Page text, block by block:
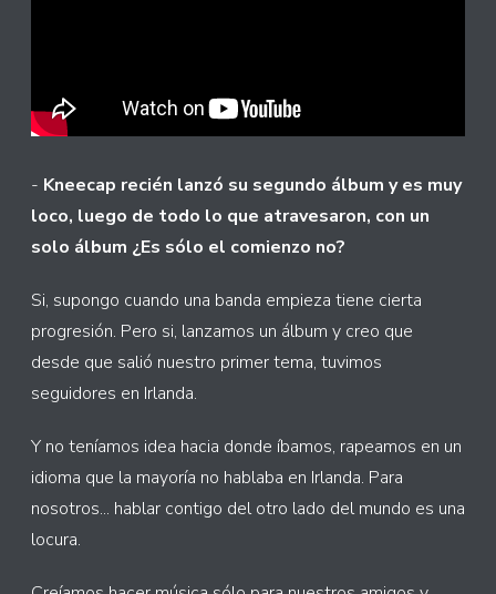
- Kneecap recién lanzó su segundo álbum y es muy
loco, luego de todo lo que atravesaron, con un
solo álbum ¿Es sólo el comienzo no?
Si, supongo cuando una banda empieza tiene cierta
progresión. Pero si, lanzamos un álbum y creo que
desde que salió nuestro primer tema, tuvimos
seguidores en Irlanda.
Y no teníamos idea hacia donde íbamos, rapeamos en un
idioma que la mayoría no hablaba en Irlanda. Para
nosotros... hablar contigo del otro lado del mundo es una
locura.